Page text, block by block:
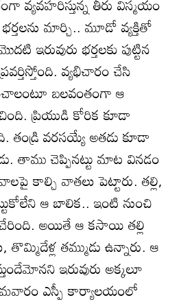
భర్తలను మార్చి.. మూడో వ్యక్తితో
ఇరువురు భర్తలకు పుట్టిన
వ్యభిచారం చేసి
బలవంతంగా ఆ
ప్రియుడి కోరిక కూడా
వరసయ్యే అతడు కూడా
తాము చెప్పినట్టు మాట వినడం
కాల్చి వాతలు పెట్టారు. తల్లి,
ఆ బాలిక.. ఇంటి నుంచి
అయితే ఆ కసాయి తల్లి
తొమ్మిదేళ్ల తమ్ముడు ఉన్నారు. ఆ
ఇరువురు అక్కలూ
ఎస్పీ కార్యాలయంలో